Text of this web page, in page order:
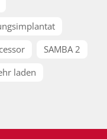
SAMBA 2
laden